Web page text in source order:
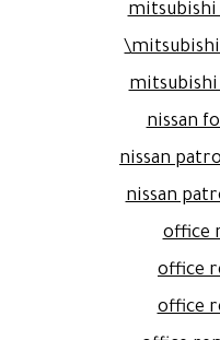
nissan
nissan
nissan
office
office
office